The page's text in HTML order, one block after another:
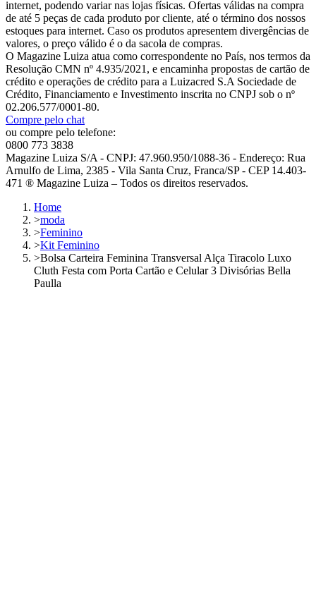
internet, podendo variar nas lojas físicas. Ofertas válidas na compra
de até 5 peças de cada produto por cliente, até o término dos nossos
estoques para internet. Caso os produtos apresentem divergências de
valores, o preço válido é o da sacola de compras.
O Magazine Luiza atua como correspondente no País, nos termos da
Resolução CMN nº 4.935/2021, e encaminha propostas de cartão de
crédito e operações de crédito para a Luizacred S.A Sociedade de
Crédito, Financiamento e Investimento inscrita no CNPJ sob o nº
02.206.577/0001-80.
Compre pelo chat
ou compre pelo telefone:
0800 773 3838
Magazine Luiza S/A - CNPJ: 47.960.950/1088-36 - Endereço: Rua
Arnulfo de Lima, 2385 - Vila Santa Cruz, Franca/SP - CEP 14.403-
471 ® Magazine Luiza – Todos os direitos reservados.
Home
>moda
>Feminino
>Kit Feminino
>Bolsa Carteira Feminina Transversal Alça Tiracolo Luxo
Cluth Festa com Porta Cartão e Celular 3 Divisórias Bella
Paulla